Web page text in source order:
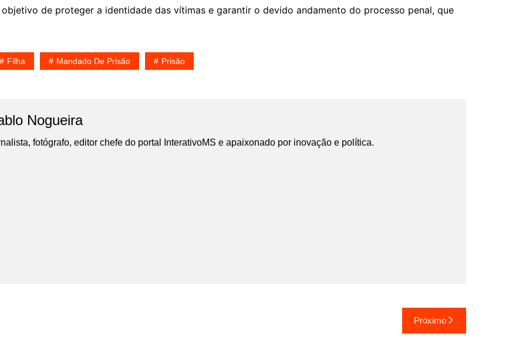
de proteger a identidade das vítimas e garantir o devido andamento do processo penal, que
Filha Mandado De Prisão Prisão
Nogueira
fotógrafo, editor chefe do portal InterativoMS e apaixonado por inovação e política.
Próximo